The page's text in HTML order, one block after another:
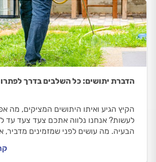
הדברת יתושים: כל השלבים בדרך
הקיץ הגיע ואיתו היתושים המציקים, מה
לעשות? אנחנו נלווה אתכם צעד צעד עד
הבעיה. מה עושים לפני שמזמינים מדביר,